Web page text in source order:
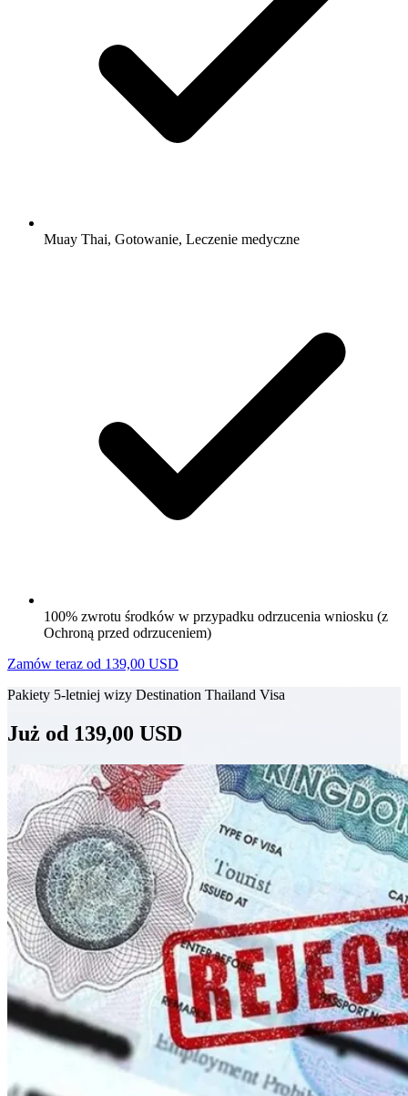
Muay Thai, Gotowanie, Leczenie medyczne
100% zwrotu środków w przypadku odrzucenia wniosku (z
Ochroną przed odrzuceniem)
Zamów teraz od 139,00 USD
Pakiety 5-letniej wizy Destination Thailand Visa
Już od 139,00 USD